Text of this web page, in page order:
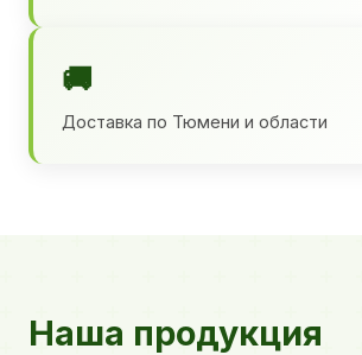
🚚
Доставка по Тюмени и области
Наша продукция